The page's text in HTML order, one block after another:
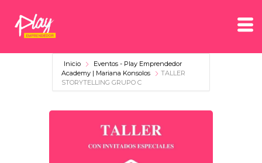
Inicio
Eventos - Play Emprendedor
Academy | Mariana Konsolos
TALLER
STORYTELLING GRUPO C